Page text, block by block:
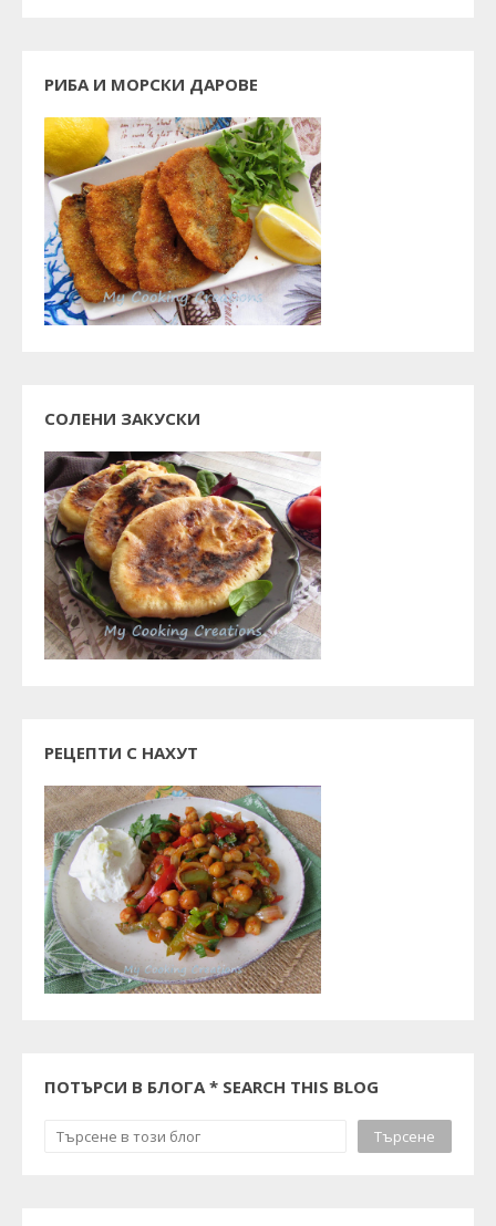
РИБА И МОРСКИ ДАРОВЕ
СОЛЕНИ ЗАКУСКИ
РЕЦЕПТИ С НАХУТ
ПОТЪРСИ В БЛОГА * SEARCH THIS BLOG